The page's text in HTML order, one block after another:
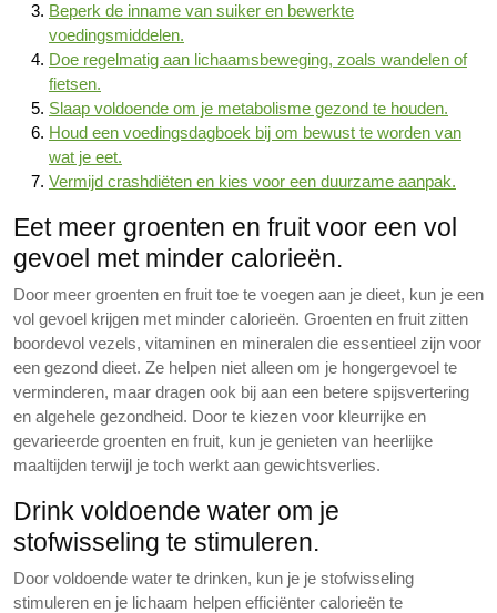
Beperk de inname van suiker en bewerkte
voedingsmiddelen.
Doe regelmatig aan lichaamsbeweging, zoals wandelen of
fietsen.
Slaap voldoende om je metabolisme gezond te houden.
Houd een voedingsdagboek bij om bewust te worden van
wat je eet.
Vermijd crashdiëten en kies voor een duurzame aanpak.
Eet meer groenten en fruit voor een vol
gevoel met minder calorieën.
Door meer groenten en fruit toe te voegen aan je dieet, kun je een
vol gevoel krijgen met minder calorieën. Groenten en fruit zitten
boordevol vezels, vitaminen en mineralen die essentieel zijn voor
een gezond dieet. Ze helpen niet alleen om je hongergevoel te
verminderen, maar dragen ook bij aan een betere spijsvertering
en algehele gezondheid. Door te kiezen voor kleurrijke en
gevarieerde groenten en fruit, kun je genieten van heerlijke
maaltijden terwijl je toch werkt aan gewichtsverlies.
Drink voldoende water om je
stofwisseling te stimuleren.
Door voldoende water te drinken, kun je je stofwisseling
stimuleren en je lichaam helpen efficiënter calorieën te